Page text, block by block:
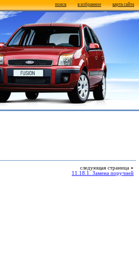
поиск в избранное карта сайта
следующая страница »
11.18.1. Замена поручней